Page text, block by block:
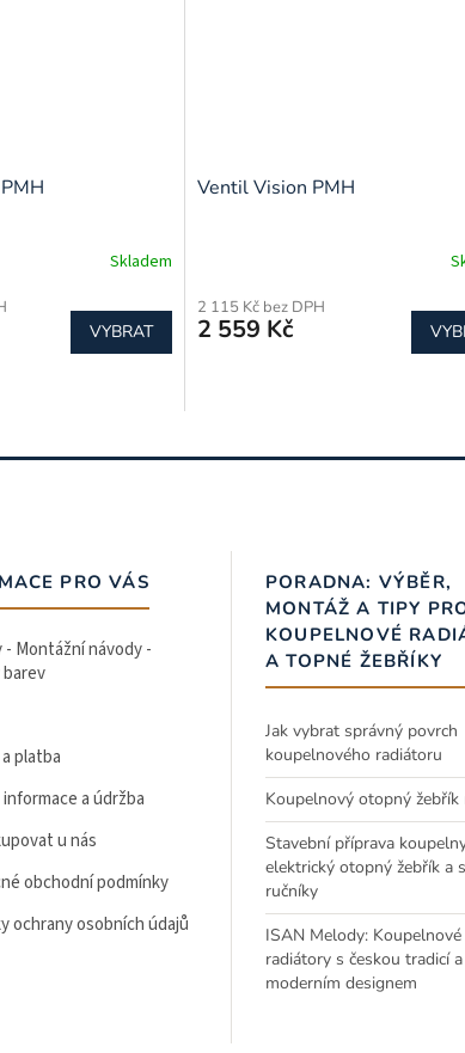
Skladem
VYBRAT
Ventil Vision PMH
2 115 Kč bez DPH
2 559 Kč
PRO VÁS
- Montážní návody -
platba
a údržba
u nás
obchodní podmínky
ochrany osobních údajů
PORADNA: VÝBĚR,
MONTÁŽ A TIPY
KOUPELNOVÉ
A TOPNÉ ŽEBŘÍKY
Jak vybrat správný povrch
koupelnového radiátoru
Koupelnový otopný žebřík
Stavební příprava
elektrický otopný žebřík a
ručníky
ISAN Melody: Koupelnové
radiátory s českou tradicí a
moderním designem